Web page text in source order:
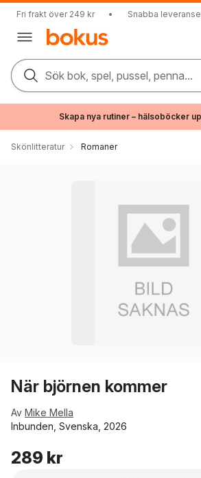
Fri frakt över 249 kr • Snabba
Sök bok, spel, pussel, penna...
Skapa nya rutiner – hälsoböcker
Skönlitteratur Romaner
När björnen kommer
Av Mike Mella
Inbunden, Svenska, 2026
289 kr